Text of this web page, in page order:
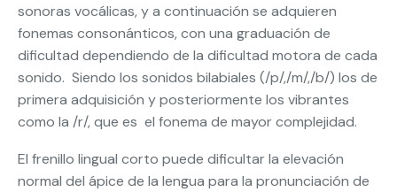
sonoras vocálicas, y a continuación se adquieren
fonemas consonánticos, con una graduación de
dificultad dependiendo de la dificultad motora de cada
sonido. Siendo los sonidos bilabiales (/p/,/m/,/b/) los de
primera adquisición y posteriormente los vibrantes
como la /r/, que es el fonema de mayor complejidad.
El frenillo lingual corto puede dificultar la elevación
normal del ápice de la lengua para la pronunciación de